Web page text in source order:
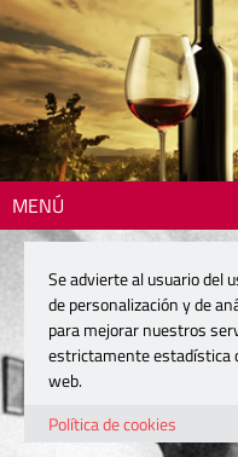
MENÚ
Se advierte al usuario del
de personalización y de
para mejorar nuestros
estrictamente estadística
web.
Política de cookies